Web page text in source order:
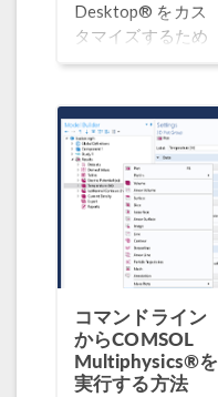
Desktop® をカス
タマイズするため
のこれらのトリッ
利なキーボードシ
ョートカットを確
認してください.
コマンドライン
からCOMSOL
Multiphysics®を
実行する方法